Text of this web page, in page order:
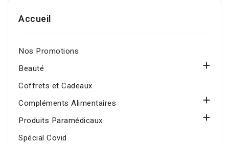
Accueil
Nos Promotions
Beauté

Coffrets et Cadeaux
Compléments Alimentaires

Produits Paramédicaux

Spécial Covid